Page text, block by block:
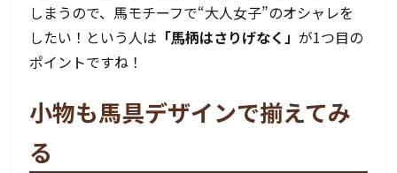
しまうので、馬モチーフで“大人女子”のオシャレを
したい！という人は 「馬柄はさりげなく」が1つ目の
ポイントですね！
小物も馬具デザインで揃えてみ
る